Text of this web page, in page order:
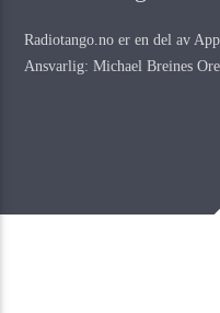
Radiotango.no er en del av
Ansvarlig: Michael Breines